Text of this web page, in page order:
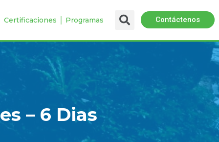
Certificaciones │ Programas Contáctenos
– 6 Dias